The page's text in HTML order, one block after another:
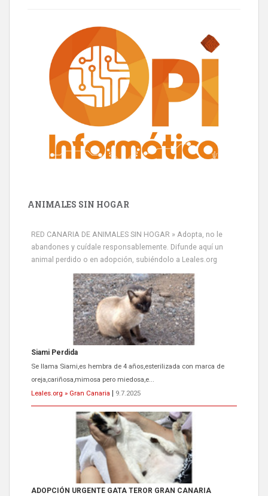
ANIMALES SIN HOGAR
RED CANARIA DE ANIMALES SIN HOGAR » Adopta, no le
abandones y cuídale responsablemente. Difunde aquí un
animal perdido o en adopción, subiéndolo a Leales.org
Siami Perdida
Se llama Siami,es hembra de 4 años,esterilizada con marca de
oreja,cariñosa,mimosa pero miedosa,e...
Leales.org » Gran Canaria
9.7.2025
ADOPCIÓN URGENTE GATA TEROR GRAN CANARIA